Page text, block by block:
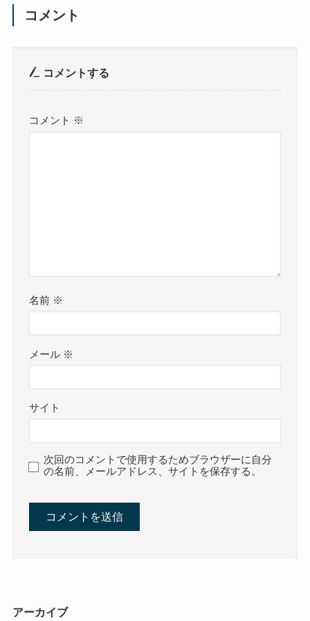
コメント
コメントする
コメント ※
名前 ※
メール ※
サイト
次回のコメントで使用するためブラウザーに自分
の名前、メールアドレス、サイトを保存する。
アーカイブ